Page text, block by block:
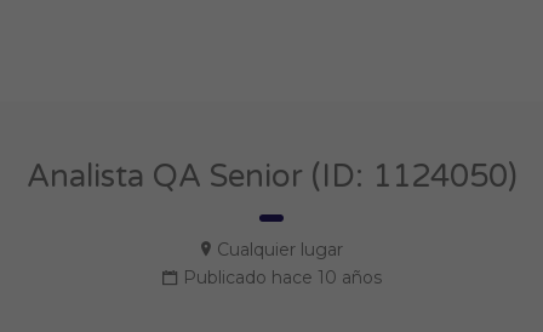
Analista QA Senior (ID: 1124050)
Cualquier lugar
Publicado hace 10 años